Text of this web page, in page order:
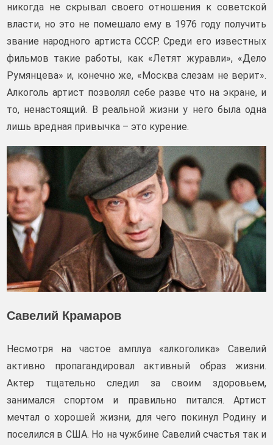
никогда не скрывал своего отношения к советской
власти, но это не помешало ему в 1976 году получить
звание народного артиста СССР. Среди его известных
фильмов такие работы, как «Летят журавли», «Дело
Румянцева» и, конечно же, «Москва слезам не верит».
Алкоголь артист позволял себе разве что на экране, и
то, ненастоящий. В реальной жизни у него была одна
лишь вредная привычка – это курение.
Савелий Крамаров
Несмотря на частое амплуа «алкоголика» Савелий
активно пропагандировал активный образ жизни.
Актер тщательно следил за своим здоровьем,
занимался спортом и правильно питался. Артист
мечтал о хорошей жизни, для чего покинул Родину и
поселился в США. Но на чужбине Савелий счастья так и